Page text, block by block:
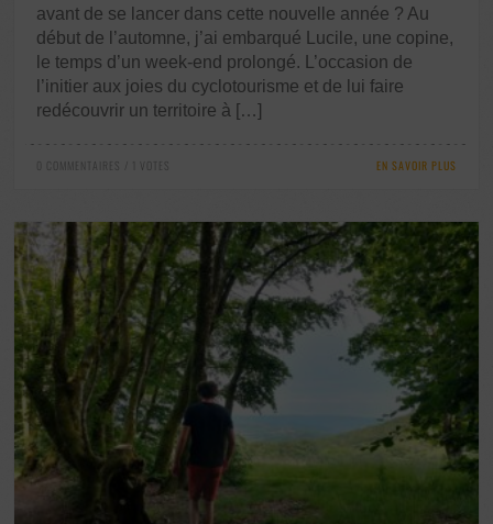
avant de se lancer dans cette nouvelle année ? Au
début de l’automne, j’ai embarqué Lucile, une copine,
le temps d’un week-end prolongé. L’occasion de
l’initier aux joies du cyclotourisme et de lui faire
redécouvrir un territoire à […]
0 COMMENTAIRES / 1 VOTES EN SAVOIR PLUS